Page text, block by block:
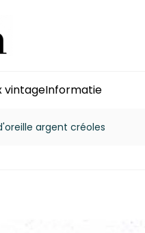
vintageInformatie
argent créoles